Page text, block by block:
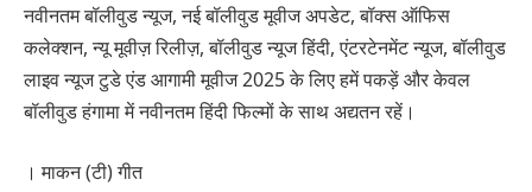
नवीनतम बॉलीवुड न्यूज, नई बॉलीवुड मूवीज अपडेट, बॉक्स ऑफिस
कलेक्शन, न्यू मूवीज़ रिलीज़, बॉलीवुड न्यूज हिंदी, एंटरटेनमेंट न्यूज, बॉलीवुड
लाइव न्यूज टुडे एंड आगामी मूवीज 2025 के लिए हमें पकड़ें और केवल
बॉलीवुड हंगामा में नवीनतम हिंदी फिल्मों के साथ अद्यतन रहें।
। माकन (टी) गीत